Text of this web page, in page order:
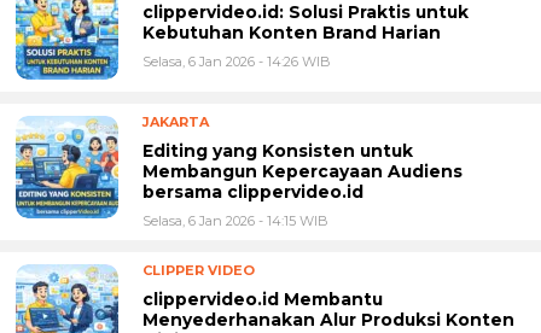
clippervideo.id: Solusi Praktis untuk
Kebutuhan Konten Brand Harian
Selasa, 6 Jan 2026 - 14:26 WIB
JAKARTA
Editing yang Konsisten untuk
Membangun Kepercayaan Audiens
bersama clippervideo.id
Selasa, 6 Jan 2026 - 14:15 WIB
CLIPPER VIDEO
clippervideo.id Membantu
Menyederhanakan Alur Produksi Konten